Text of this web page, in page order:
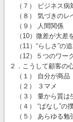
（７） ビジネス病
（８） 気づきのレ
（９） 人間関係
（10）微差が大差
（11）“らしさ”の
（12）５つのワ
２．こうして顧客の
（１） 自分が商品
（２） ３マメ
（３） 量から質は
（４） “ぱなし”の
（５） あらゆる勉